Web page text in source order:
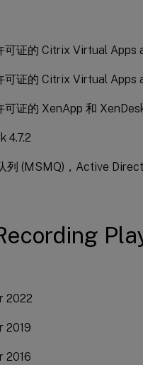
可证的 Citrix Virtual Apps
证的 Citrix Virtual Apps
证的 XenApp 和
4.7.2
列 (MSMQ)，Active
2022
2019
2016